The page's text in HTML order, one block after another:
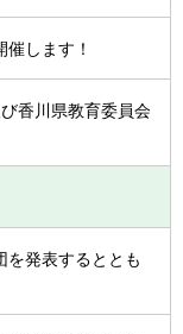
します！
香川県教育委員会
を発表するととも